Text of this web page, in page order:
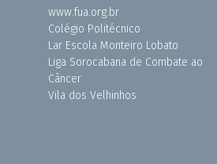
www.fua.org.br
Colégio Politécnico
Lar Escola Monteiro Lobato
Liga Sorocabana de Combate ao
Câncer
Vila dos Velhinhos